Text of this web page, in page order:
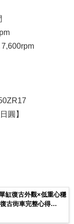
7,600rpm
圓】
缸復古外觀×低重心穩
古街車完整心得